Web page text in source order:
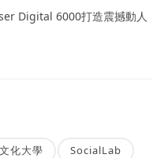
Digital 6000打造震撼動人
化大學 SocialLab